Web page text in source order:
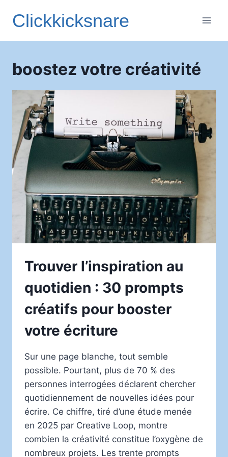
Clickkicksnare
boostez votre créativité
Trouver l’inspiration au
quotidien : 30 prompts
créatifs pour booster
votre écriture
Sur une page blanche, tout semble
possible. Pourtant, plus de 70 % des
personnes interrogées déclarent chercher
quotidiennement de nouvelles idées pour
écrire. Ce chiffre, tiré d’une étude menée
en 2025 par Creative Loop, montre
combien la créativité constitue l’oxygène de
nombreux projets. Les trente prompts